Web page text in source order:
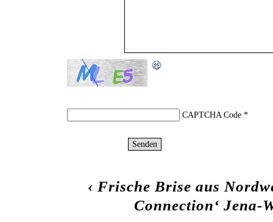
CAPTCHA Code*
‹ Frische Brise aus
Connection‘